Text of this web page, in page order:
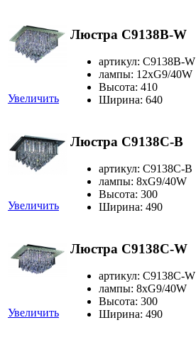
Увеличить
Люстра C9138B-W
артикул: C9138B-W
лампы: 12хG9/40W
Высота: 410
Ширина: 640
Увеличить
Люстра C9138C-B
артикул: C9138C-B
лампы: 8xG9/40W
Высота: 300
Ширина: 490
Увеличить
Люстра C9138C-W
артикул: C9138C-W
лампы: 8хG9/40W
Высота: 300
Ширина: 490